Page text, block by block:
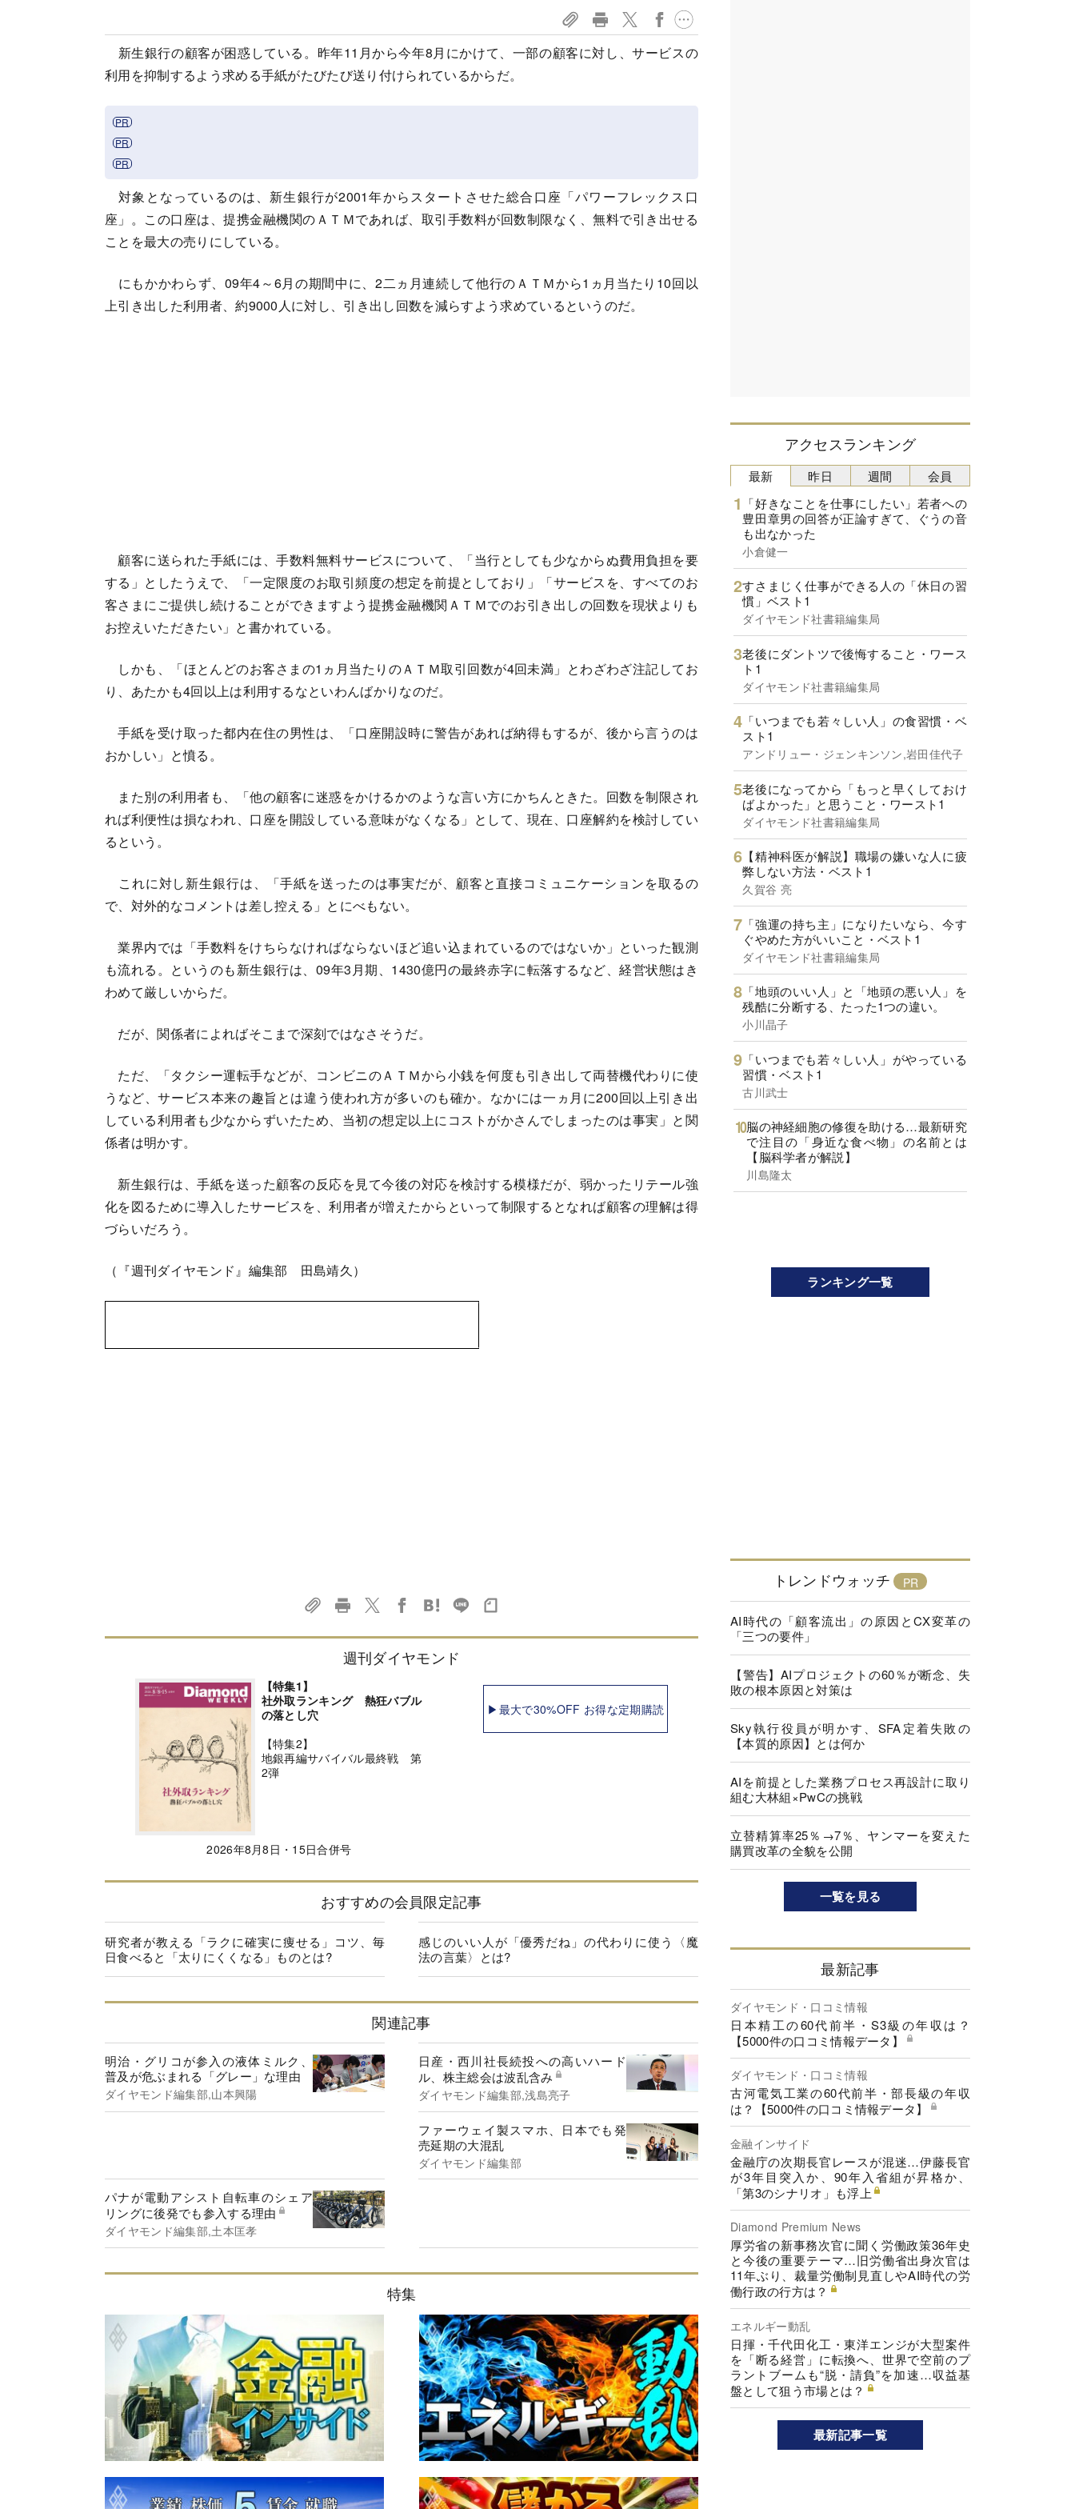
新生銀行の顧客が困惑している。昨年11月から今年8月にかけて、一部の顧客に対し、サービスの
利用を抑制するよう求める手紙がたびたび送り付けられているからだ。
対象となっているのは、新生銀行が2001年からスタートさせた総合口座「パワーフレックス口
座」。この口座は、提携金融機関のＡＴＭであれば、取引手数料が回数制限なく、無料で引き出せる
ことを最大の売りにしている。
にもかかわらず、09年4～6月の期間中に、2二ヵ月連続して他行のＡＴＭから1ヵ月当たり10回以
上引き出した利用者、約9000人に対し、引き出し回数を減らすよう求めているというのだ。
顧客に送られた手紙には、手数料無料サービスについて、「当行としても少なからぬ費用負担を要
する」としたうえで、「一定限度のお取引頻度の想定を前提としており」「サービスを、すべてのお
客さまにご提供し続けることができますよう提携金融機関ＡＴＭでのお引き出しの回数を現状よりも
お控えいただきたい」と書かれている。
しかも、「ほとんどのお客さまの1ヵ月当たりのＡＴＭ取引回数が4回未満」とわざわざ注記してお
り、あたかも4回以上は利用するなといわんばかりなのだ。
手紙を受け取った都内在住の男性は、「口座開設時に警告があれば納得もするが、後から言うのは
おかしい」と憤る。
また別の利用者も、「他の顧客に迷惑をかけるかのような言い方にかちんときた。回数を制限され
れば利便性は損なわれ、口座を開設している意味がなくなる」として、現在、口座解約を検討してい
るという。
これに対し新生銀行は、「手紙を送ったのは事実だが、顧客と直接コミュニケーションを取るの
で、対外的なコメントは差し控える」とにべもない。
業界内では「手数料をけちらなければならないほど追い込まれているのではないか」といった観測
も流れる。というのも新生銀行は、09年3月期、1430億円の最終赤字に転落するなど、経営状態はき
わめて厳しいからだ。
だが、関係者によればそこまで深刻ではなさそうだ。
ただ、「タクシー運転手などが、コンビニのＡＴＭから小銭を何度も引き出して両替機代わりに使
うなど、サービス本来の趣旨とは違う使われ方が多いのも確か。なかには一ヵ月に200回以上引き出
している利用者も少なからずいたため、当初の想定以上にコストがかさんでしまったのは事実」と関
係者は明かす。
新生銀行は、手紙を送った顧客の反応を見て今後の対応を検討する模様だが、弱かったリテール強
化を図るために導入したサービスを、利用者が増えたからといって制限するとなれば顧客の理解は得
づらいだろう。
（『週刊ダイヤモンド』編集部 田島靖久）
週刊ダイヤモンド
【特集1】
社外取ランキング 熱狂バブル
の落とし穴
【特集2】
地銀再編サバイバル最終戦 第
2弾
2026年8月8日・15日合併号
▶最大で30%OFF お得な定期購読
おすすめの会員限定記事
研究者が教える「ラクに確実に痩せる」コツ、毎
日食べると「太りにくくなる」ものとは?
感じのいい人が「優秀だね」の代わりに使う〈魔
法の言葉〉とは?
関連記事
明治・グリコが参入の液体ミルク、
普及が危ぶまれる「グレー」な理由
ダイヤモンド編集部,山本興陽
日産・西川社長続投への高いハード
ル、株主総会は波乱含み
ダイヤモンド編集部,浅島亮子
ファーウェイ製スマホ、日本でも発
売延期の大混乱
ダイヤモンド編集部
パナが電動アシスト自転車のシェア
リングに後発でも参入する理由
ダイヤモンド編集部,土本匡孝
特集
アクセスランキング
最新
「好きなことを仕事にしたい」若者への
豊田章男の回答が正論すぎて、ぐうの音
も出なかった
小倉健一
すさまじく仕事ができる人の「休日の習
慣」ベスト1
ダイヤモンド社書籍編集局
老後にダントツで後悔すること・ワース
ト1
ダイヤモンド社書籍編集局
「いつまでも若々しい人」の食習慣・ベ
スト1
アンドリュー・ジェンキンソン,岩田佳代子
老後になってから「もっと早くしておけ
ばよかった」と思うこと・ワースト1
ダイヤモンド社書籍編集局
【精神科医が解説】職場の嫌いな人に疲
弊しない方法・ベスト1
久賀谷 亮
「強運の持ち主」になりたいなら、今す
ぐやめた方がいいこと・ベスト1
ダイヤモンド社書籍編集局
「地頭のいい人」と「地頭の悪い人」を
残酷に分断する、たった1つの違い。
小川晶子
「いつまでも若々しい人」がやっている
習慣・ベスト1
古川武士
脳の神経細胞の修復を助ける…最新研究
で注目の「身近な食べ物」の名前とは
【脳科学者が解説】
川島隆太
昨日 週間 会員
ランキング一覧
トレンドウォッチ
AI時代の「顧客流出」の原因とCX変革の
「三つの要件」
【警告】AIプロジェクトの60％が断念、失
敗の根本原因と対策は
Sky執行役員が明かす、SFA定着失敗の
【本質的原因】とは何か
AIを前提とした業務プロセス再設計に取り
組む大林組×PwCの挑戦
立替精算率25％→7％、ヤンマーを変えた
購買改革の全貌を公開
一覧を見る
最新記事
ダイヤモンド・口コミ情報
日本精工の60代前半・S3級の年収は？
【5000件の口コミ情報データ】
ダイヤモンド・口コミ情報
古河電気工業の60代前半・部長級の年収
は？【5000件の口コミ情報データ】
金融インサイド
金融庁の次期長官レースが混迷…伊藤長官
が3年目突入か、90年入省組が昇格か、
「第3のシナリオ」も浮上
Diamond Premium News
厚労省の新事務次官に聞く労働政策36年史
と今後の重要テーマ…旧労働省出身次官は
11年ぶり、裁量労働制見直しやAI時代の労
働行政の行方は？
エネルギー動乱
日揮・千代田化工・東洋エンジが大型案件
を「断る経営」に転換へ、世界で空前のプ
ラントブームも“脱・請負”を加速…収益基
盤として狙う市場とは？
最新記事一覧